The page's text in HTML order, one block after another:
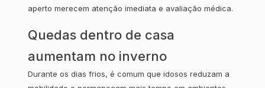
aperto merecem atenção imediata e avaliação médica.
Quedas dentro de casa
aumentam no inverno
Durante os dias frios, é comum que idosos reduzam a